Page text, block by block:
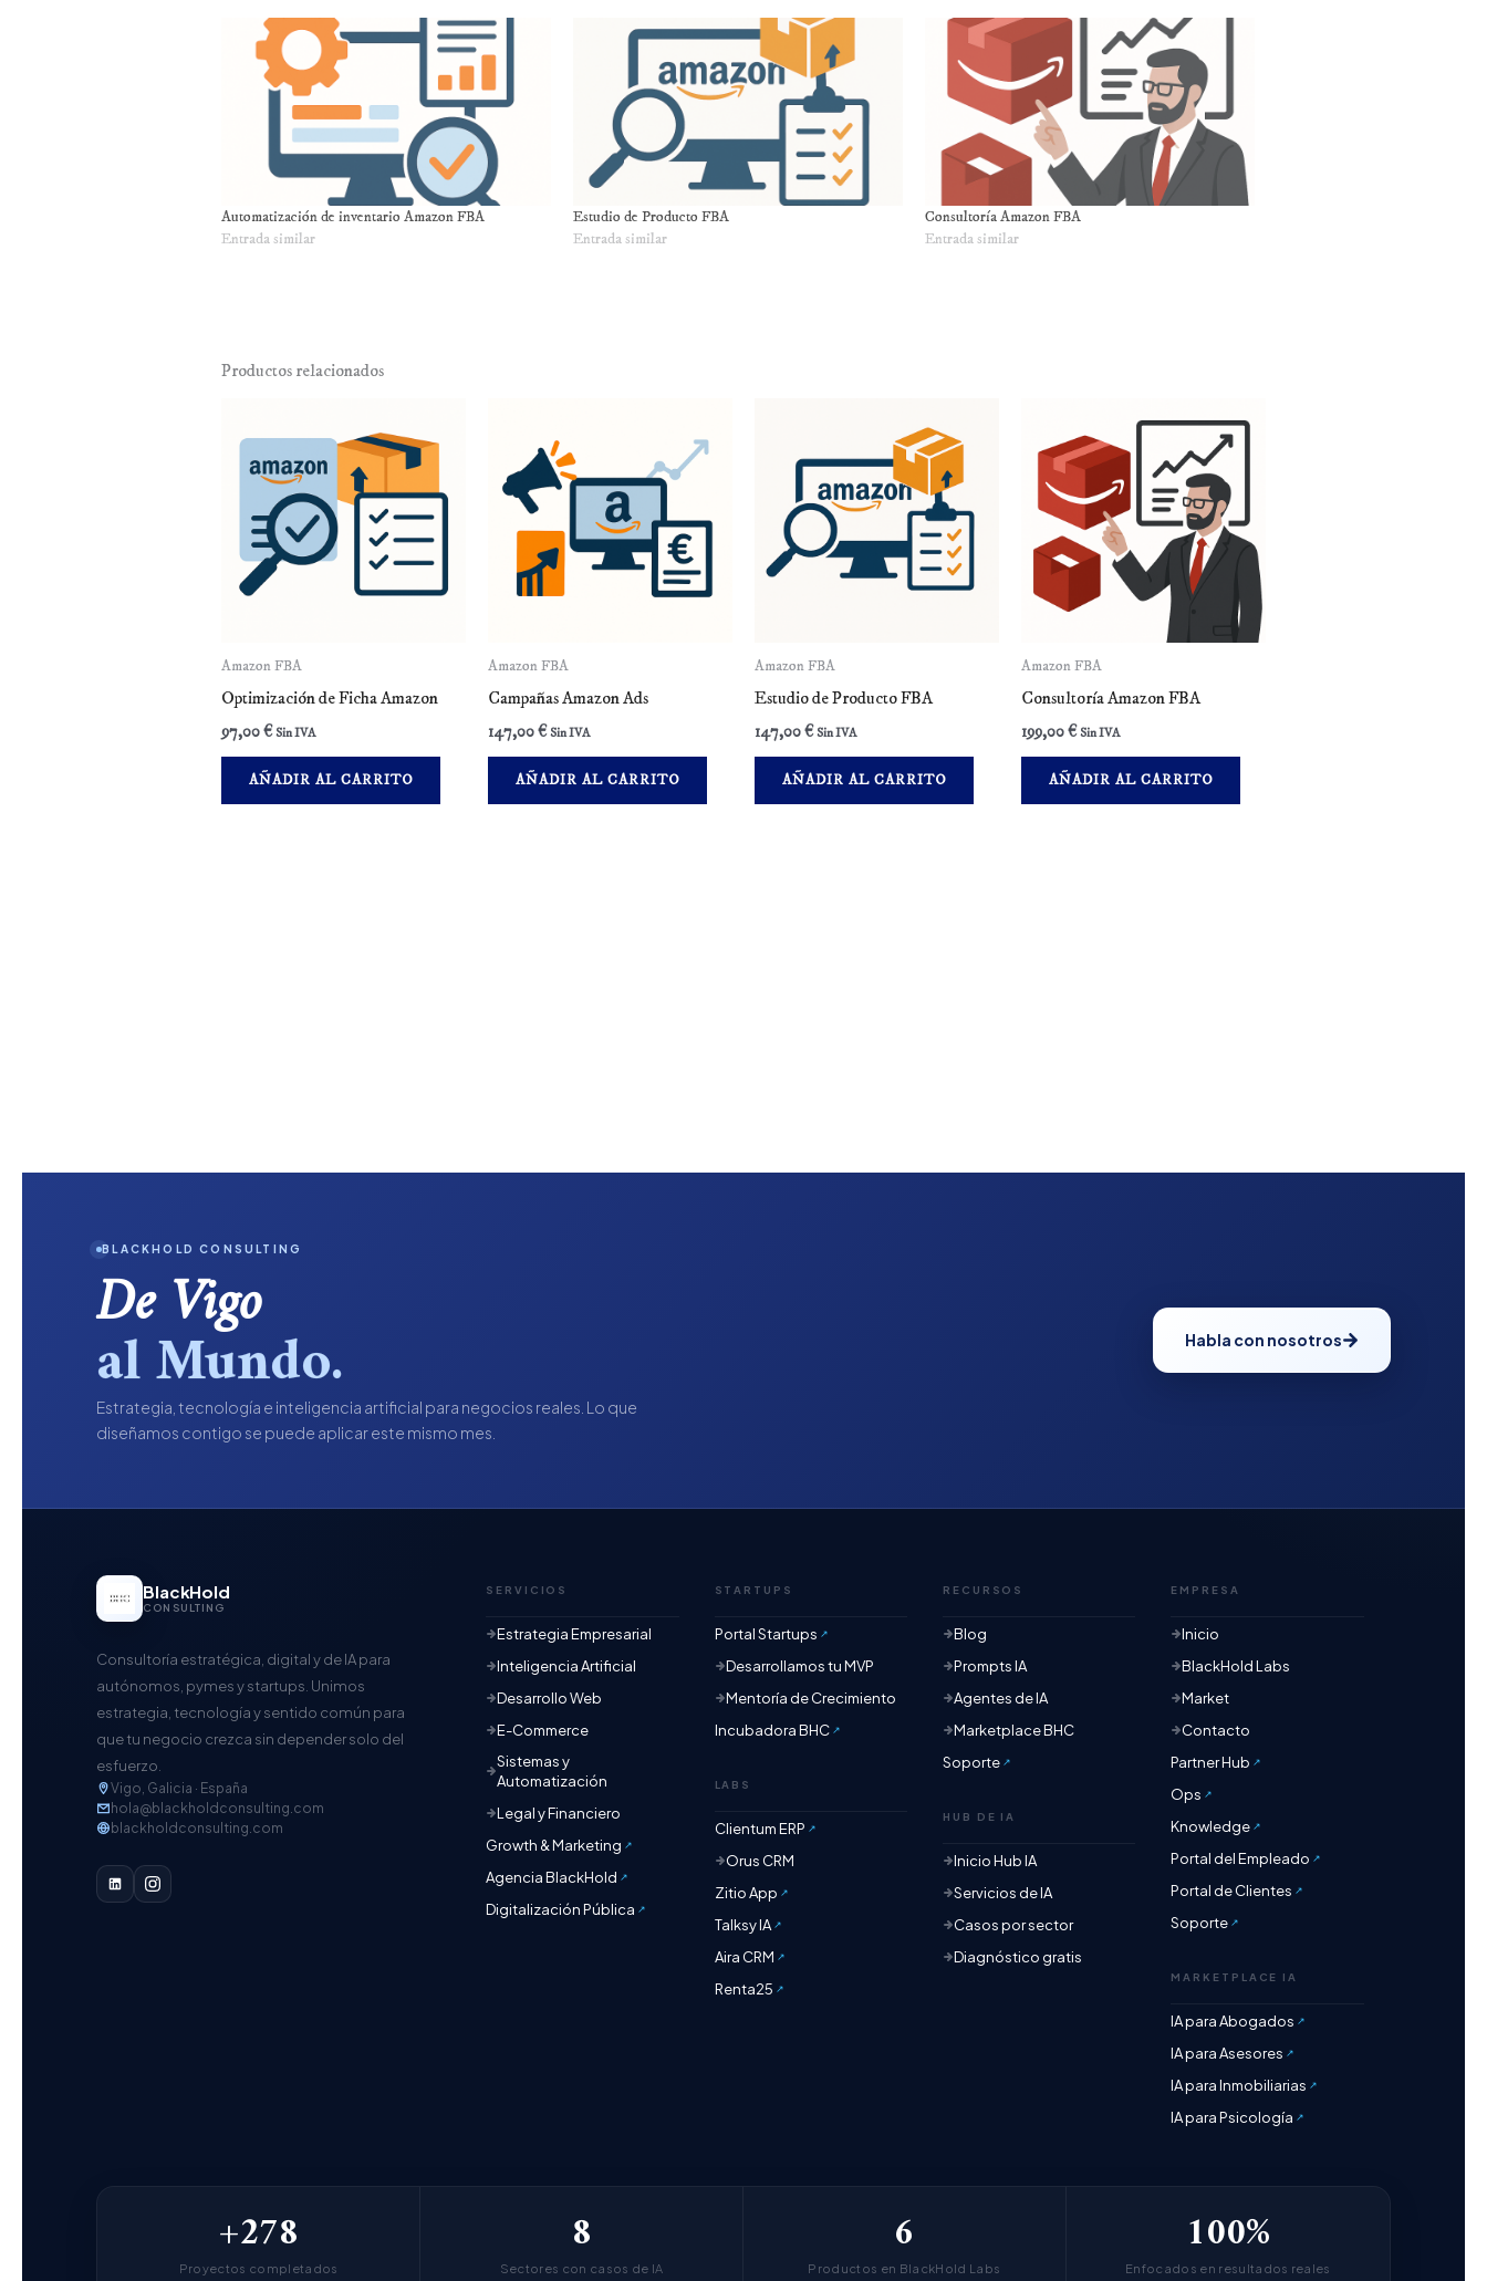
Automatización de inventario Amazon FBA
Entrada similar
Estudio de Producto FBA
Entrada similar
Consultoría Amazon FBA
Entrada similar
Productos relacionados
Amazon FBA
Optimización de Ficha Amazon
97,00€ Sin IVA
AÑADIR AL CARRITO
Amazon FBA
Campañas Amazon Ads
147,00€ Sin IVA
AÑADIR AL CARRITO
Amazon FBA
Estudio de Producto FBA
147,00€ Sin IVA
AÑADIR AL CARRITO
Amazon FBA
Consultoría Amazon FBA
199,00€ Sin IVA
AÑADIR AL CARRITO
BLACKHOLD CONSULTING
De Vigo
al Mundo.
Estrategia, tecnología e inteligencia artificial para negocios reales. Lo que
diseñamos contigo se puede aplicar este mismo mes.
Habla con nosotros
BlackHold
CONSULTING
Consultoría estratégica, digital y de IA para
autónomos, pymes y startups. Unimos
estrategia, tecnología y sentido común para
que tu negocio crezca sin depender solo del
esfuerzo.
Vigo, Galicia · España
hola@blackholdconsulting.com
blackholdconsulting.com
SERVICIOS
Estrategia Empresarial
Inteligencia Artificial
Desarrollo Web
E-Commerce
Sistemas y
Automatización
Legal y Financiero
Growth & Marketing
Agencia BlackHold
Digitalización Pública
STARTUPS
Portal Startups
Desarrollamos tu MVP
Mentoría de Crecimiento
Incubadora BHC
LABS
Clientum ERP
Orus CRM
Zitio App
Talksy IA
Aira CRM
Renta25
RECURSOS
Blog
Prompts IA
Agentes de IA
Marketplace BHC
Soporte
HUB DE IA
Inicio Hub IA
Servicios de IA
Casos por sector
Diagnóstico gratis
EMPRESA
Inicio
BlackHold Labs
Market
Contacto
Partner Hub
Ops
Knowledge
Portal del Empleado
Portal de Clientes
Soporte
MARKETPLACE IA
IA para Abogados
IA para Asesores
IA para Inmobiliarias
IA para Psicología
+278
Proyectos completados
8
Sectores con casos de IA
6
Productos en BlackHold Labs
100%
Enfocados en resultados reales